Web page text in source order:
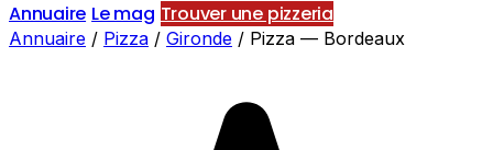
Annuaire Le mag Trouver une pizzeria
Annuaire / Pizza / Gironde / Pizza — Bordeaux